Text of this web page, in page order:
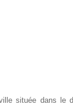
située dans le